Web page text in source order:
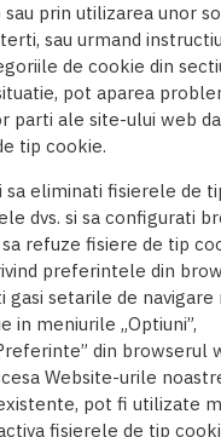
sau prin utilizarea unor
sau urmand
de cookie din
pot aparea
parti ale site-ului web
tip cookie.
sa eliminati fisierele de
dvs. si sa configurati
refuze fisiere de tip
preferintele din
gasi setarile de
in meniurile „Optiuni”,
din browserul
Website-urile
pot fi utilizate
fisierele de tip